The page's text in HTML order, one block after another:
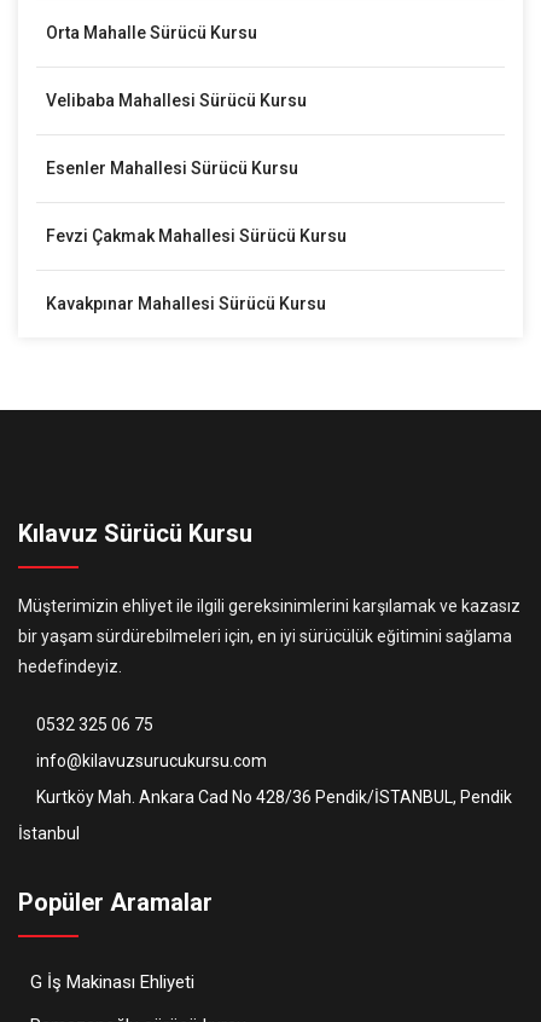
Orta Mahalle Sürücü Kursu
Velibaba Mahallesi Sürücü Kursu
Esenler Mahallesi Sürücü Kursu
Fevzi Çakmak Mahallesi Sürücü Kursu
Kavakpınar Mahallesi Sürücü Kursu
Kılavuz Sürücü Kursu
Müşterimizin ehliyet ile ilgili gereksinimlerini karşılamak ve kazasız
bir yaşam sürdürebilmeleri için, en iyi sürücülük eğitimini sağlama
hedefindeyiz.
0532 325 06 75
info@kilavuzsurucukursu.com
Kurtköy Mah. Ankara Cad No 428/36 Pendik/İSTANBUL, Pendik
İstanbul
Popüler Aramalar
G İş Makinası Ehliyeti